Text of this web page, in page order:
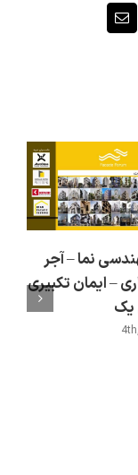
ایمیل
نما – آجر
– ایمان تکبیری